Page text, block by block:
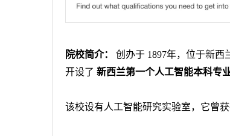
院校简介： 创办于 1897年，位于新西
开设了 新西兰第一个人工智能本科专业
该校设有人工智能研究实验室，它曾